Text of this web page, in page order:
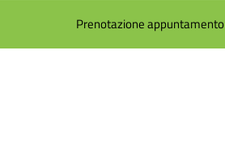
Prenotazione appuntamento